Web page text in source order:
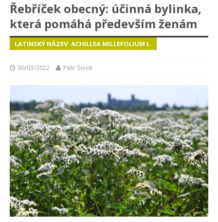
Řebříček obecný: účinná bylinka,
která pomáhá především ženám
LATINSKÝ NÁZEV: ACHILLEA MILLEFOLIUM L.
30/03/2022 Petr Sivok